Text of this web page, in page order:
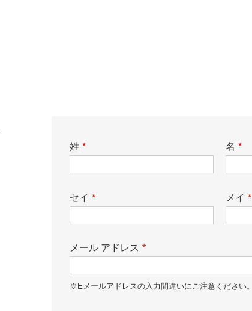
*
姓 *
名
*
セイ *
メイ
*
メール アドレス
※Eメールアドレスの入力間違いにご注意ください。